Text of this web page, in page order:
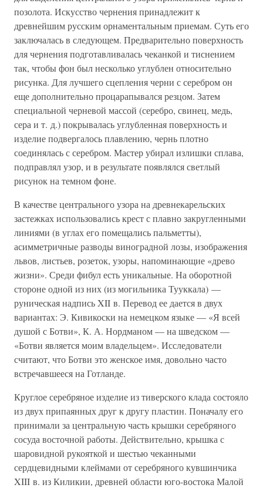
позолота. Искусство чернения принадлежит к
древнейшим русским орнаментальным приемам. Суть его
заключалась в следующем. Предварительно поверхность
для чернения подготавливалась чеканкой и тиснением
так, чтобы фон был несколько углублен относительно
рисунка. Для лучшего сцепления черни с серебром он
еще дополнительно процарапывался резцом. Затем
специальной черневой массой (серебро, свинец, медь,
сера и т. д.) покрывалась углубленная поверхность и
изделие подвергалось плавлению, чернь плотно
соединялась с серебром. Мастер убирал излишки сплава,
подправлял узор, и в результате появлялся светлый
рисунок на темном фоне.
В качестве центрального узора на древнекарельских
застежках использовались крест с плавно закругленными
линиями (в углах его помещались пальметты),
асимметричные разводы виноградной лозы, изображения
львов, листьев, розеток, узоры, напоминающие «древо
жизни». Среди фибул есть уникальные. На оборотной
стороне одной из них (из могильника Тууккала) —
руническая надпись XII в. Перевод ее дается в двух
вариантах: Э. Кивикоски на немецком языке — «Я всей
душой с Ботви», К. А. Нордманом — на шведском —
«Ботви является моим владельцем». Исследователи
считают, что Ботви это женское имя, довольно часто
встречавшееся на Готланде.
Круглое серебряное изделие из тиверского клада состояло
из двух припаянных друг к другу пластин. Поначалу его
принимали за центральную часть крышки серебряного
сосуда восточной работы. Действительно, крышка с
шаровидной рукояткой и шестью чеканными
сердцевидными клеймами от серебряного кувшинчика
XIII в. из Киликии, древней области юго-востока Малой